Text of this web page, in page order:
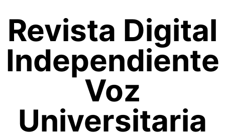
contenido
Revista Digital
Independiente
Voz
Universitaria